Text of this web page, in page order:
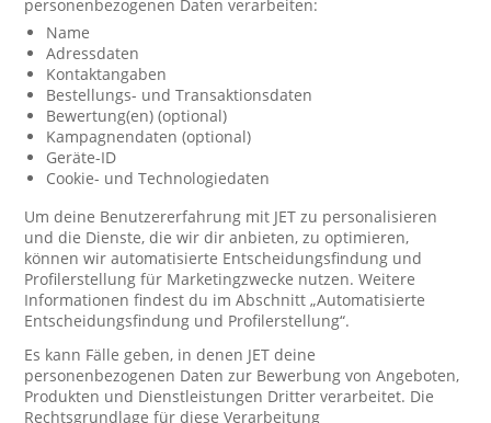
personenbezogenen Daten verarbeiten:
Name
Adressdaten
Kontaktangaben
Bestellungs- und Transaktionsdaten
Bewertung(en) (optional)
Kampagnendaten (optional)
Geräte-ID
Cookie- und Technologiedaten
Um deine Benutzererfahrung mit JET zu personalisieren
und die Dienste, die wir dir anbieten, zu optimieren,
können wir automatisierte Entscheidungsfindung und
Profilerstellung für Marketingzwecke nutzen. Weitere
Informationen findest du im Abschnitt „Automatisierte
Entscheidungsfindung und Profilerstellung“.
Es kann Fälle geben, in denen JET deine
personenbezogenen Daten zur Bewerbung von Angeboten,
Produkten und Dienstleistungen Dritter verarbeitet. Die
Rechtsgrundlage für diese Verarbeitung